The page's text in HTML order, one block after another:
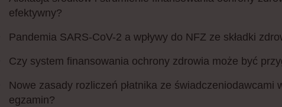
efektywny?
Pandemia SARS-CoV-2 a wpływy do NFZ ze składki
Czy system finansowania ochrony zdrowia może być
Nowe zasady rozliczeń płatnika ze świadczeniodawcami
egzamin?